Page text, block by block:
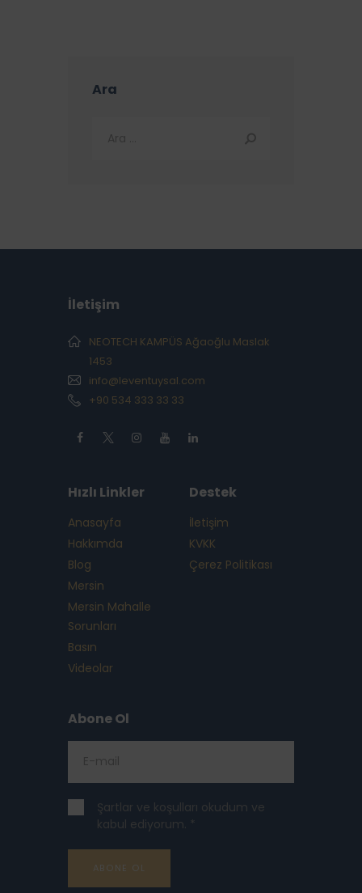
Ara
İletişim
NEOTECH KAMPÜS Ağaoğlu Maslak
1453
info@leventuysal.com
+90 534 333 33 33
Hızlı Linkler
Anasayfa
Hakkımda
Blog
Mersin
Mersin Mahalle
Sorunları
Basın
Videolar
Destek
İletişim
KVKK
Çerez Politikası
Abone Ol
Şartlar ve koşulları okudum ve
kabul ediyorum. *